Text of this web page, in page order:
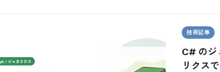
技術記事
C# のジ
リクス